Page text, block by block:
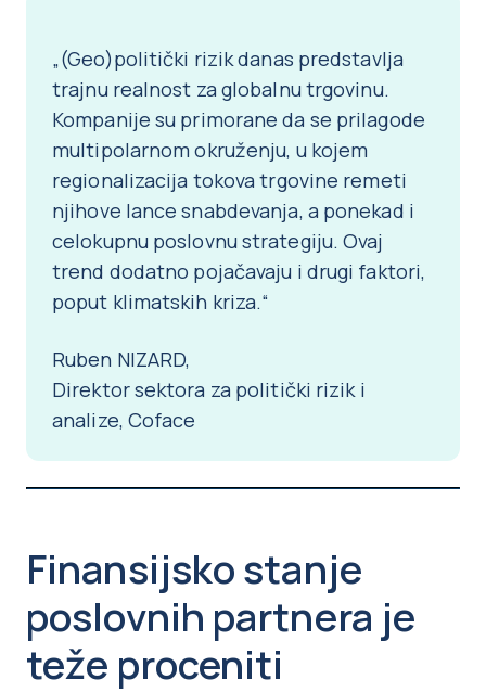
„(Geo)politički rizik danas predstavlja
trajnu realnost za globalnu trgovinu.
Kompanije su primorane da se prilagode
multipolarnom okruženju, u kojem
regionalizacija tokova trgovine remeti
njihove lance snabdevanja, a ponekad i
celokupnu poslovnu strategiju. Ovaj
trend dodatno pojačavaju i drugi faktori,
poput klimatskih kriza.“
Ruben NIZARD,
Direktor sektora za politički rizik i
analize, Coface
Finansijsko stanje
poslovnih partnera je
teže proceniti